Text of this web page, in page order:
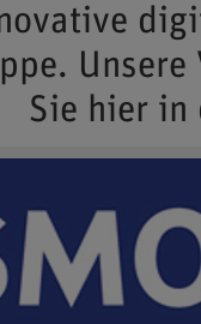
Sie hier in